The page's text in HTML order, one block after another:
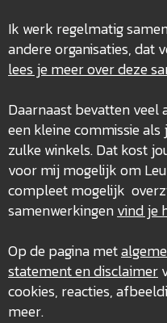
Ik werk regelmatig
andere organisaties, dat
lees je meer over deze
Daarnaast bevatten veel
een kleine commissie
zulke winkels. Dat kost
voor mij mogelijk om
compleet mogelijk
samenwerkingenvind je
Op de pagina met
statement en disclaimer
cookies, reacties,
meer.